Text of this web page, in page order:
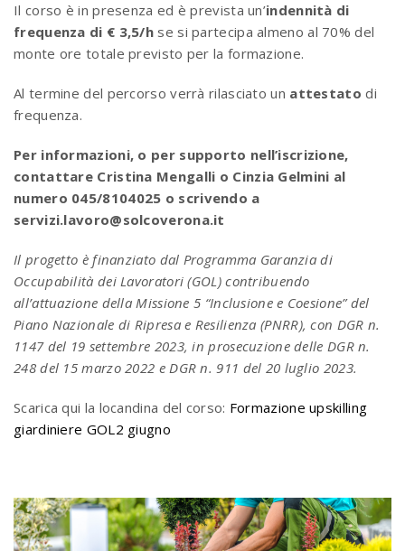
Il corso è in presenza ed è prevista un’indennità di
frequenza di € 3,5/h se si partecipa almeno al 70% del
monte ore totale previsto per la formazione.
Al termine del percorso verrà rilasciato un attestato di
frequenza.
Per informazioni, o per supporto nell’iscrizione,
contattare Cristina Mengalli o Cinzia Gelmini al
numero 045/8104025 o scrivendo a
servizi.lavoro@solcoverona.it
Il progetto è finanziato dal Programma Garanzia di
Occupabilità dei Lavoratori (GOL) contribuendo
all’attuazione della Missione 5 “Inclusione e Coesione” del
Piano Nazionale di Ripresa e Resilienza (PNRR), con DGR n.
1147 del 19 settembre 2023, in prosecuzione delle DGR n.
248 del 15 marzo 2022 e DGR n. 911 del 20 luglio 2023.
Scarica qui la locandina del corso: Formazione upskilling
giardiniere GOL2 giugno